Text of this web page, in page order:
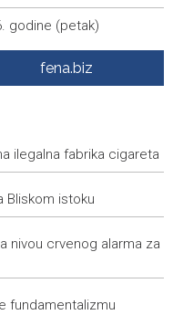
godine (petak)
na Bliskom istoku
BiH fines three parties,
'Dani slobode 2026'
koji nisu
114.853,85 KM
zeničke rudare, u jami
fena.biz
ilegalna fabrika cigareta
Bliskom istoku
nivou crvenog alarma za
fundamentalizmu